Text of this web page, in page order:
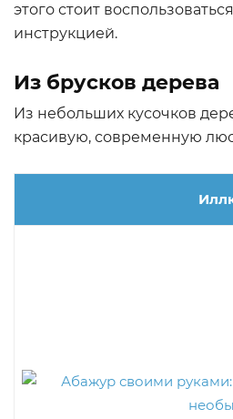
этого стоит
инструкцией.
Из брусков дерева
Из небольших кусочков
красивую, современную